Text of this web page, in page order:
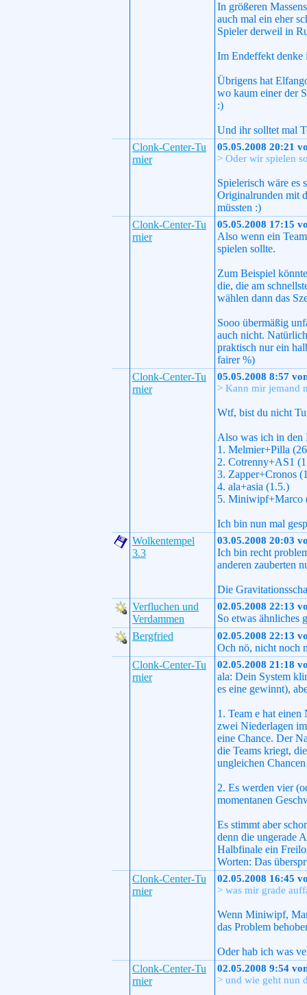
In größeren
auch mal ein eher
Spieler derweil in
Im Endeffekt denke
Übrigens hat
wo kaum einer der
:)
Und ihr solltet mal
Clonk-Center-Tu
rnier
05.05.2008 20:21
> Oder wir spielen
Spielerisch wäre es
Originalrunden mit
müssten :)
Clonk-Center-Tu
rnier
05.05.2008 17:15
Also wenn ein
spielen sollte.
Zum Beispiel
die, die am
wählen dann das
Sooo übermäßig
auch nicht.
praktisch nur ein
fairer %)
Clonk-Center-Tu
rnier
05.05.2008 8:57
> Kann mir jemand
Wtf, bist du nicht
Also was ich in den
1. Melmier+Pilla
2. Cotrenny+AS1
3. Zapper+Cronos
4. ala+asia (1.5.)
5. Miniwipf+Marco
Ich bin nun mal
Wolkentempel
3.3
03.05.2008 20:03
Ich bin recht
anderen zauberten
Die
Verfluchen und
Verdammen
02.05.2008 22:13
So etwas ähnliches
Bergfried
02.05.2008 22:13
Och nö, nicht noch
Clonk-Center-Tu
rnier
02.05.2008 21:18
ala: Dein System
es eine gewinnt),
1. Team e hat
zwei Niederlagen
eine Chance. Der
die Teams kriegt,
ungleichen
2. Es werden vier
momentanen
Es stimmt aber
denn die ungerade
Halbfinale ein
Worten: Das
Clonk-Center-Tu
rnier
02.05.2008 16:45
> was mir grade
Wenn Miniwipf,
das Problem
Oder hab ich was
Clonk-Center-Tu
rnier
02.05.2008 9:54
> und wie geht nun